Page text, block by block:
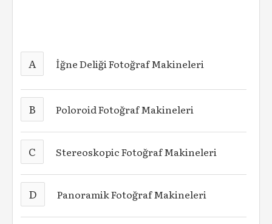
A İğne Deliği Fotoğraf Makineleri
B Poloroid Fotoğraf Makineleri
C Stereoskopic Fotoğraf Makineleri
D Panoramik Fotoğraf Makineleri